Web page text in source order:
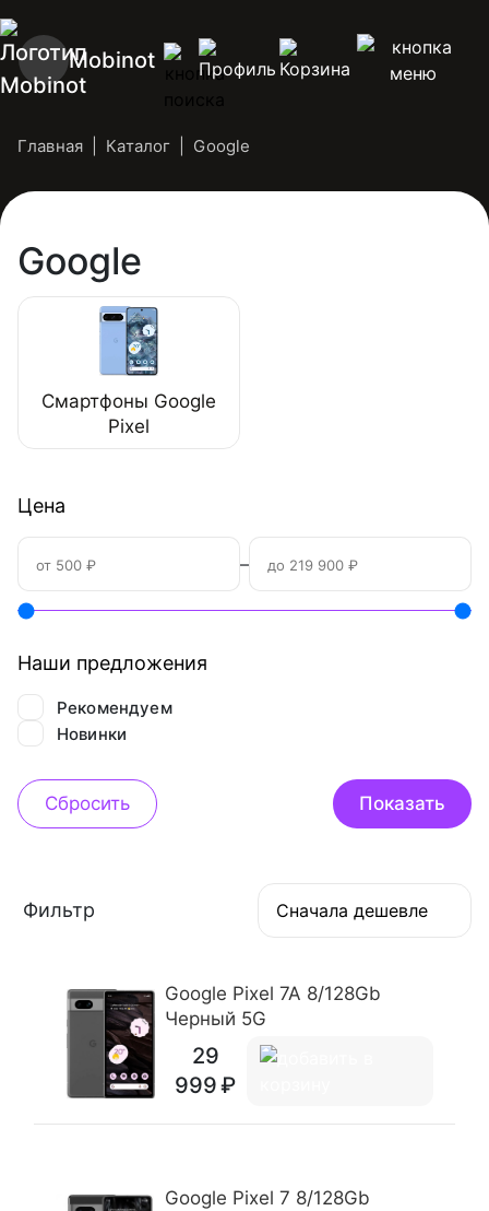
Mobinot
Главная Каталог Google
Google
Смартфоны Google
Pixel
Цена
–
Наши предложения
Рекомендуем
Новинки
Фильтр Сначала дешевле
Google Pixel 7A 8/128Gb
Черный 5G
29
999
Google Pixel 7 8/128Gb